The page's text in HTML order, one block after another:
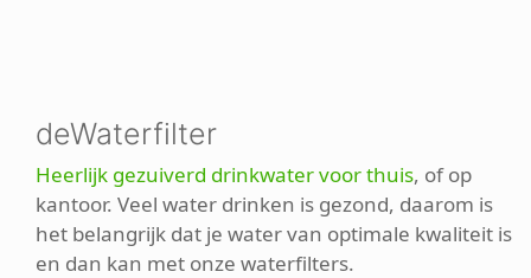
deWaterfilter
Heerlijk gezuiverd drinkwater voor thuis, of op
kantoor. Veel water drinken is gezond, daarom is
het belangrijk dat je water van optimale kwaliteit is
en dan kan met onze waterfilters.